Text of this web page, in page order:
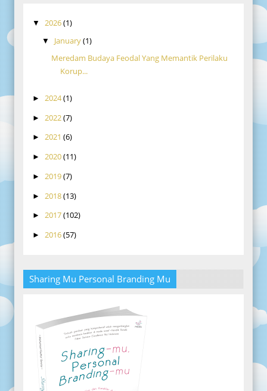
▼ 2026(1)
▼ January(1)
Meredam Budaya Feodal Yang Memantik Perilaku
Korup...
► 2024(1)
► 2022(7)
► 2021 (6)
► 2020(11)
► 2019(7)
► 2018(13)
► 2017(102)
► 2016(57)
Sharing Mu Personal Branding Mu